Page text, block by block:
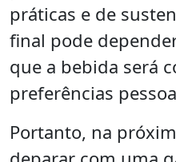
práticas e de
final pode
que a bebida será
preferências
Portanto, na